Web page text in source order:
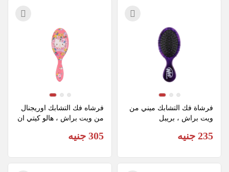
ويت براش ، بريبل
235 جنيه
من ويت براش ، هالو كيتي ان
305 جنيه